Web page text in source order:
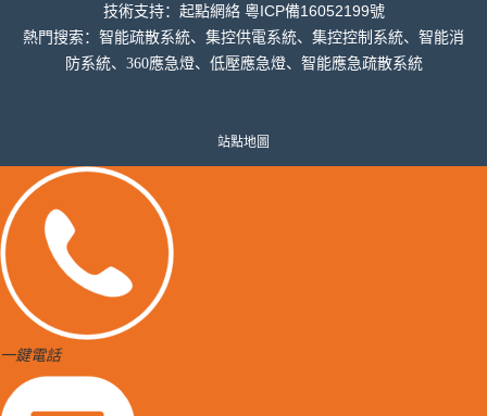
技術支持： 起點網絡 粵ICP備16052199號
熱門搜索：智能疏散系統、集控供電系統、集控控制系統、智能消
防系統、360應急燈、低壓應急燈、智能應急疏散系統
站點地圖
一鍵電話